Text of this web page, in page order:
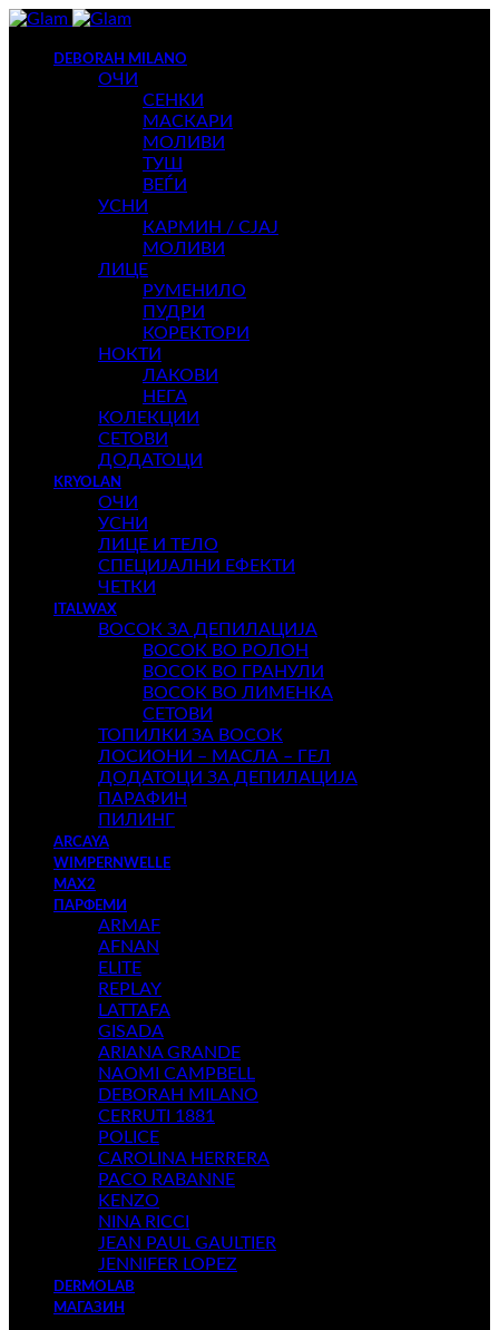
DEBORAH MILANO
ОЧИ
СЕНКИ
МАСКАРИ
МОЛИВИ
ТУШ
ВЕЃИ
УСНИ
КАРМИН / СЈАЈ
МОЛИВИ
ЛИЦЕ
РУМЕНИЛО
ПУДРИ
КОРЕКТОРИ
НОКТИ
ЛАКОВИ
НЕГА
КОЛЕКЦИИ
СЕТОВИ
ДОДАТОЦИ
KRYOLAN
ОЧИ
УСНИ
ЛИЦЕ И ТЕЛО
СПЕЦИЈАЛНИ ЕФЕКТИ
ЧЕТКИ
ITALWAX
ВОСОК ЗА ДЕПИЛАЦИЈА
ВОСОК ВО РОЛОН
ВОСОК ВО ГРАНУЛИ
ВОСОК ВО ЛИМЕНКА
СЕТОВИ
ТОПИЛКИ ЗА ВОСОК
ЛОСИОНИ – МАСЛА – ГЕЛ
ДОДАТОЦИ ЗА ДЕПИЛАЦИЈА
ПАРАФИН
ПИЛИНГ
ARCAYA
WIMPERNWELLE
MAX2
ПАРФЕМИ
ARMAF
AFNAN
ELITE
REPLAY
LATTAFA
GISADA
ARIANA GRANDE
NAOMI CAMPBELL
DEBORAH MILANO
CERRUTI 1881
POLICE
CAROLINA HERRERA
PACO RABANNE
KENZO
NINA RICCI
JEAN PAUL GAULTIER
JENNIFER LOPEZ
DERMOLAB
МАГАЗИН